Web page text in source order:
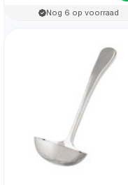
Nog 6 op voorraad